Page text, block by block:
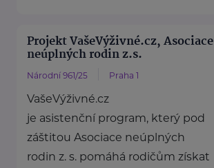
Projekt VašeVýživné.cz, Asociace
neúplných rodin z.s.
Národní 961/25 Praha 1
VašeVýživné.cz
je asistenční program, který pod
záštitou Asociace neúplných
rodin z. s. pomáhá rodičům získat